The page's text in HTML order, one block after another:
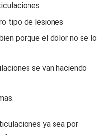
tipo de lesiones
porque el dolor no se lo
se van haciendo
ya sea por